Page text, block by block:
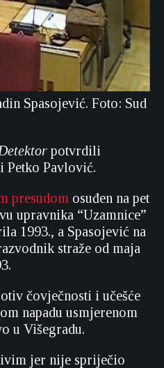
Spasojević. Foto: Sud
potvrdili
Petko Pavlović.
presudom osuđen na pet
upravnika “Uzamnice”
1993., a Spasojević na
straže od maja
čovječnosti i učešće
napadu usmjerenom
u Višegradu.
jer nije spriječio